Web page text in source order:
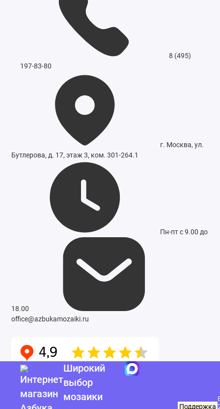
Широкий
выбор
мозаики
Поддержка
8 (495)
197-83-80
г. Москва, ул.
Бутлерова, д. 17, этаж 3, ком. 301-264.1
Пн-пт с 9.00 до
18.00
office@azbukamozaiki.ru
ИНН 5504245111